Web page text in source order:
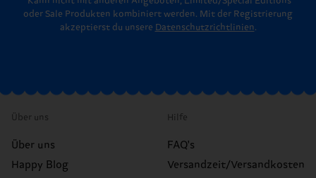
oder Sale Produkten kombiniert werden. Mit der Registrierung
akzeptierst du unsere Datenschutzrichtlinien.
Über uns
Über uns
Happy Blog
Hilfe
FAQ's
Versandzeit/Versandkosten